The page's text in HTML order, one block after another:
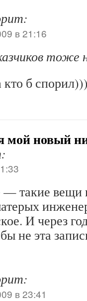
в 21:16
тоже
кто б
мой новый
такие вещи
И через
не эта
в 23:41